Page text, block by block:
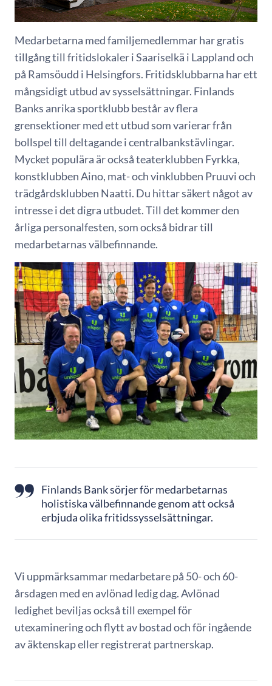
Medarbetarna med familjemedlemmar har gratis
tillgång till fritidslokaler i Saariselkä i Lappland och
på Ramsöudd i Helsingfors. Fritidsklubbarna har ett
mångsidigt utbud av sysselsättningar. Finlands
Banks anrika sportklubb består av flera
grensektioner med ett utbud som varierar från
bollspel till deltagande i centralbankstävlingar.
Mycket populära är också teaterklubben Fyrkka,
konstklubben Aino, mat- och vinklubben Pruuvi och
trädgårdsklubben Naatti. Du hittar säkert något av
intresse i det digra utbudet. Till det kommer den
årliga personalfesten, som också bidrar till
medarbetarnas välbefinnande.
Finlands Bank sörjer för medarbetarnas
holistiska välbefinnande genom att också
erbjuda olika fritidssysselsättningar.
Vi uppmärksammar medarbetare på 50- och 60-
årsdagen med en avlönad ledig dag. Avlönad
ledighet beviljas också till exempel för
utexaminering och flytt av bostad och för ingående
av äktenskap eller registrerat partnerskap.